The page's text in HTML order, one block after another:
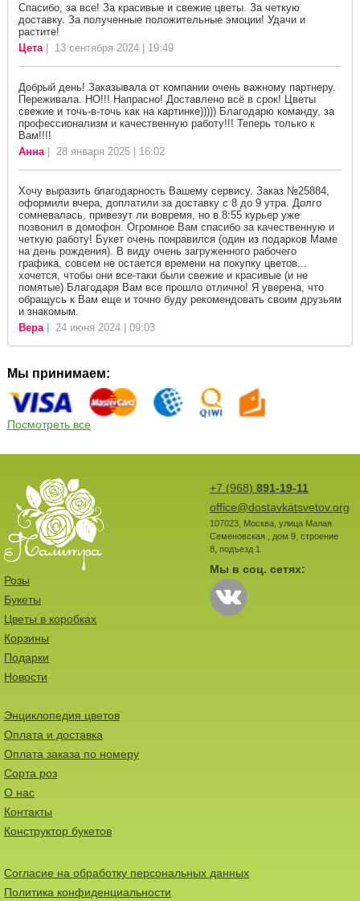
Спасибо, за все! За красивые и свежие цветы. За четкую
доставку. За полученные положительные эмоции! Удачи и
растите!
Цета| 13 сентября 2024 | 19:49
Добрый день! Заказывала от компании очень важному партнеру.
Переживала. НО!!! Напрасно! Доставлено всё в срок! Цветы
свежие и точь-в-точь как на картинке))))) Благодарю команду, за
профессионализм и качественную работу!!! Теперь только к
Вам!!!!
Анна| 28 января 2025 | 16:02
Хочу выразить благодарность Вашему сервису. Заказ №25884,
оформили вчера, доплатили за доставку с 8 до 9 утра. Долго
сомневалась, привезут ли вовремя, но в 8:55 курьер уже
позвонил в домофон. Огромное Вам спасибо за качественную и
четкую работу! Букет очень понравился (один из подарков Маме
на день рождения). В виду очень загруженного рабочего
графика, совсем не остается времени на покупку цветов...
хочется, чтобы они все-таки были свежие и красивые (и не
помятые) Благодаря Вам все прошло отлично! Я уверена, что
обращусь к Вам еще и точно буду рекомендовать своим друзьям
и знакомым.
Вера| 24 июня 2024 | 09:03
Мы принимаем:
Посмотреть все
+7 (968) 891-19-11
office@dostavkatsvetov.org
107023, Москва, улица Малая
Семеновская , дом 9, строение
8, подъезд 1
Мы в соц. сетях:
Розы
Букеты
Цветы в коробках
Корзины
Подарки
Новости
Энциклопедия цветов
Оплата и доставка
Оплата заказа по номеру
Сорта роз
О нас
Контакты
Конструктор букетов
Согласие на обработку персональных данных
Политика конфиденциальности